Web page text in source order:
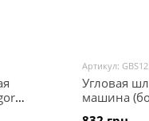
Артикул:
Угловая
машина